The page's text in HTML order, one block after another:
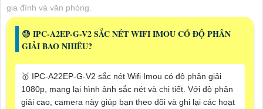
gia đình và văn phòng.
😓 IPC-A2EP-G-V2 SẮC NÉT WIFI IMOU CÓ ĐỘ PHÂN
GIẢI BAO NHIÊU?
🥇 IPC-A22EP-G-V2 sắc nét Wifi Imou có độ phân giải
1080p, mang lại hình ảnh sắc nét và chi tiết. Với độ phân
giải cao, camera này giúp bạn theo dõi và ghi lại các hoạt